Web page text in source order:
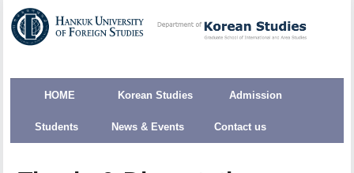
HOME Korean Studies Admission
Students News & Events Contact us